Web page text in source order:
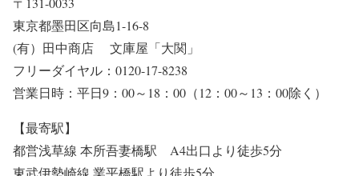
東京都墨田区向島1-16-8
(有）田中商店 文庫屋「大関」
フリーダイヤル：0120-17-8238
営業日時：平日9：00～18：00（12：00～13：00除く）
【最寄駅】
都営浅草線 本所吾妻橋駅 A4出口より徒歩5分
東武伊勢崎線 業平橋駅より徒歩5分